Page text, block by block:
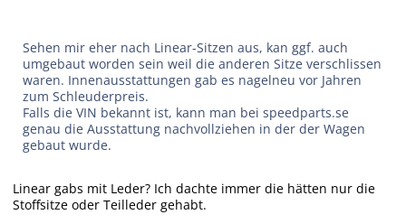
Sehen mir eher nach Linear-Sitzen aus, kan ggf. auch
umgebaut worden sein weil die anderen Sitze verschlissen
waren. Innenausstattungen gab es nagelneu vor Jahren
zum Schleuderpreis.
Falls die VIN bekannt ist, kann man bei speedparts.se
genau die Ausstattung nachvollziehen in der der Wagen
gebaut wurde.
Linear gabs mit Leder? Ich dachte immer die hätten nur die
Stoffsitze oder Teilleder gehabt.